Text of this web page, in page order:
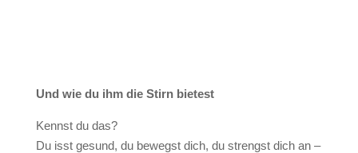
Und wie du ihm die Stirn bietest
Kennst du das?
Du isst gesund, du bewegst dich, du strengst dich an –